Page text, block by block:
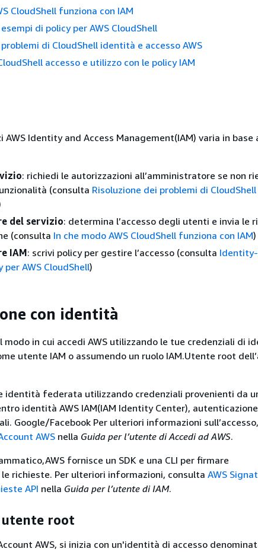
CloudShell funziona con IAM
di policy per AWS CloudShell
di CloudShell identità e accesso AWS
accesso e utilizzo con le policy IAM
AWS Identity and Access Management(IAM) varia in base
: richiedi le autorizzazioni all’amministratore se non
(consulta Risoluzione dei problemi di
del servizio: determina l’accesso degli utenti e invia le
(consulta In che modo AWS CloudShell funziona con IAM)
IAM: scrivi policy per gestire l’accesso (consulta
per AWS CloudShell)
con identità
modo in cui accedi AWS utilizzando le tue credenziali di
utente IAM o assumendo un ruolo IAM.Utente root
identità federata utilizzando credenziali provenienti da
identità AWS IAM(IAM Identity Center),
Google/Facebook Per ulteriori informazioni
AWS nella Guida per l’utente di Accedi ad AWS.
fornisce un SDK e una CLI per firmare
richieste. Per ulteriori informazioni, consulta AWS
API nella Guida per l’utente di IAM.
utente root
AWS, si inizia con un'identità di accesso